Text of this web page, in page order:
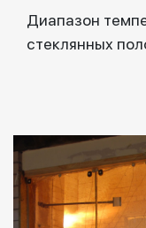
Диапазон
стеклянных